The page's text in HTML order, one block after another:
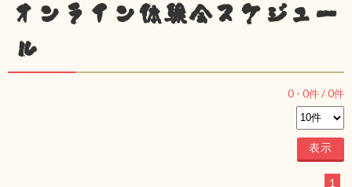
オンライン体験会スケジュー
ル
0 - 0件 /0件
1